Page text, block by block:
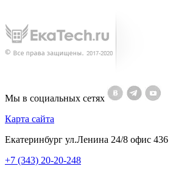
Мы в социальных сетях
Карта сайта
Екатеринбург ул.Ленина 24/8 офис 436
+7 (343) 20-20-248